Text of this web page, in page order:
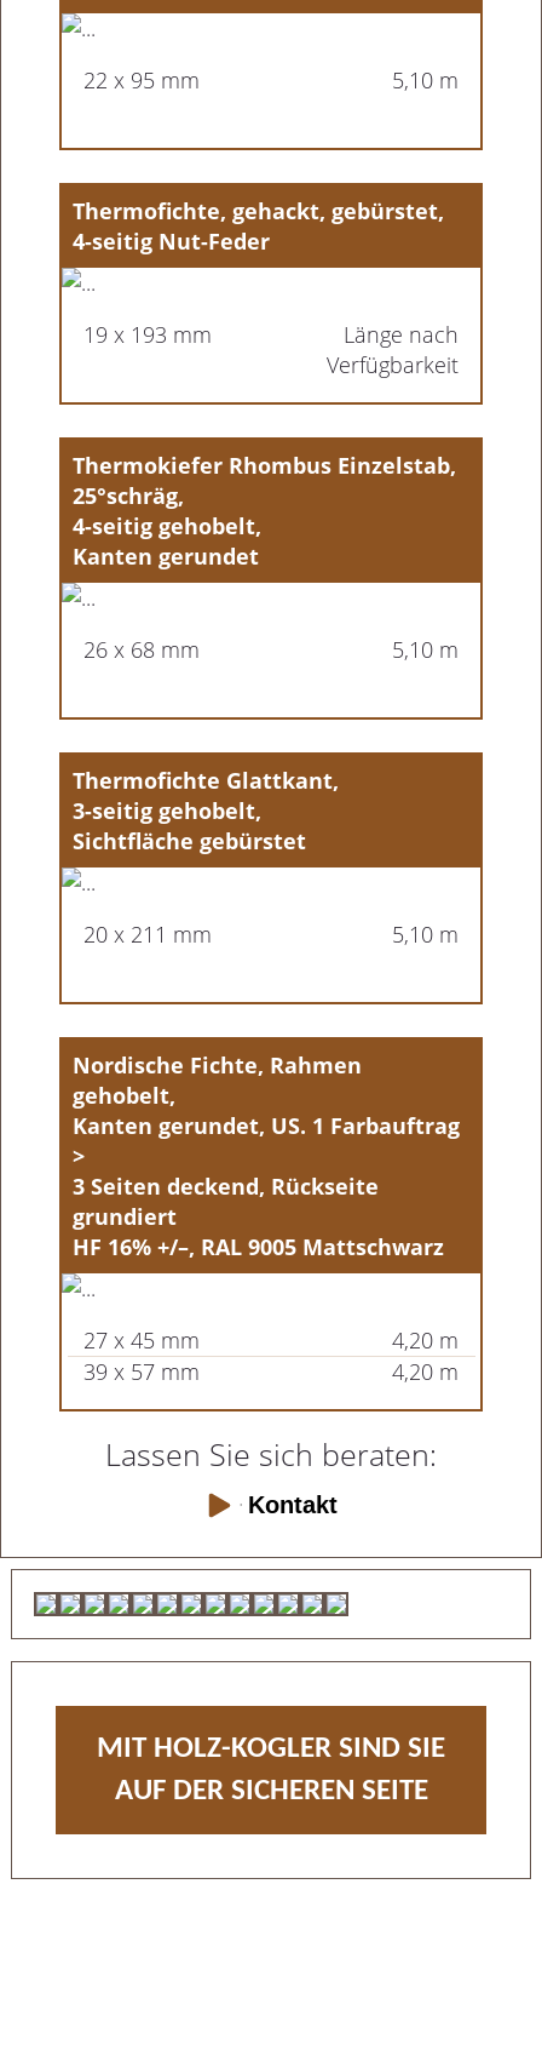
22 x 95 mm 5,10 m
Thermofichte, gehackt, gebürstet,
4-seitig Nut-Feder
19 x 193 mm
Länge nach
Verfügbarkeit
Thermokiefer Rhombus Einzelstab,
25°schräg,
4-seitig gehobelt,
Kanten gerundet
26 x 68 mm 5,10 m
Thermofichte Glattkant,
3-seitig gehobelt,
Sichtfläche gebürstet
20 x 211 mm 5,10 m
Nordische Fichte, Rahmen
gehobelt,
Kanten gerundet, US. 1 Farbauftrag
>
3 Seiten deckend, Rückseite
grundiert
HF 16% +/–, RAL 9005 Mattschwarz
27 x 45 mm
4,20 m
39 x 57 mm
4,20 m
Lassen Sie sich beraten:
Kontakt
MIT HOLZ-KOGLER SIND SIE
AUF DER SICHEREN SEITE